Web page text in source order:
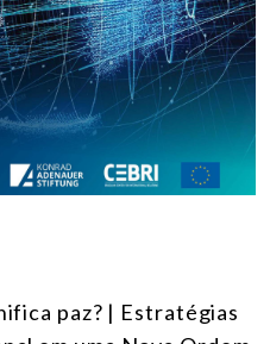
paz? | Estratégias